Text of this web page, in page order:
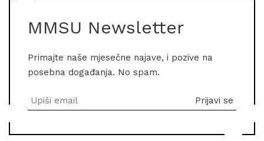
MMSU Newsletter
Primajte naše mjesečne najave, i pozive na
posebna događanja. No spam.